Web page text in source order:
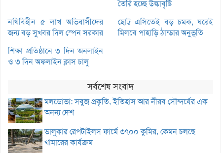
তৈরি হচ্ছে উল্কাবৃষ্টি
নথিবিহীন ৫ লাখ অভিবাসীদের
জন্য বড় সুখবর দিল স্পেন সরকার
ছোট্ট এসিতেই বড় চমক, ঘরেই
মিলবে পাহাড়ি ঠান্ডার অনুভূতি
শিক্ষা প্রতিষ্ঠানে ৩ দিন অনলাইন
ও ৩ দিন অফলাইন ক্লাস চালু
সর্বশেষ সংবাদ
মলডোভা: সবুজ প্রকৃতি, ইতিহাস আর নীরব সৌন্দর্যের এক
অনন্য দেশ
ভালুকার রেপটাইলস ফার্মে ৩৭০০ কুমির, কেমন চলছে
খামারের কার্যক্রম